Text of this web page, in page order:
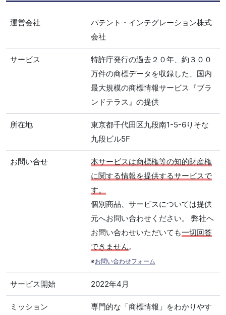
運営会社
パテント・インテグレーション株式
会社
サービス
特許庁発行の過去２０年、約３００
万件の商標データを収録した、国内
最大規模の商標情報サービス『ブラ
ンドテラス』の提供
所在地
東京都千代田区九段南1-5-6りそな
九段ビル5F
お問い合せ
本サービスは商標権等の知的財産権
に関する情報を提供するサービスで
す。
個別商品、サービスについては提供
元へお問い合わせください。 弊社へ
お問い合わせいただいても一切回答
できません。
※お問い合わせフォーム
サービス開始 2022年4月
ミッション
専門的な「商標情報」をわかりやす